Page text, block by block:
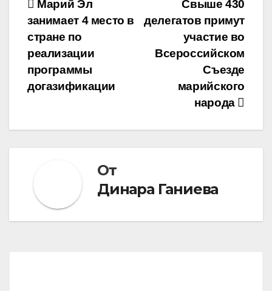
Навигация
по
записям
Свыше 430
делегатов примут
участие во
Всероссийском
Съезде
марийского
народа
Марий Эл
занимает 4 место в
стране по
реализации
программы
догазификации
От
Динара Ганиева